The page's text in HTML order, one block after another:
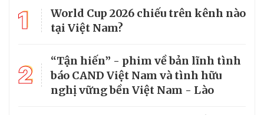
1
World Cup 2026 chiếu trên kênh nào
tại Việt Nam?
2
“Tận hiến” - phim về bản lĩnh tình
báo CAND Việt Nam và tình hữu
nghị vững bền Việt Nam - Lào